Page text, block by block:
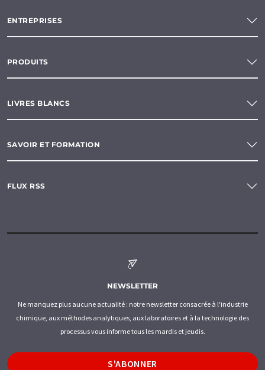
ENTREPRISES
PRODUITS
LIVRES BLANCS
SAVOIR ET FORMATION
FLUX RSS
NEWSLETTER
Ne manquez plus aucune actualité : notre newsletter consacrée à l'industrie
chimique, aux méthodes analytiques, aux laboratoires et à la technologie des
processus vous informe tous les mardis et jeudis.
S'ABONNER